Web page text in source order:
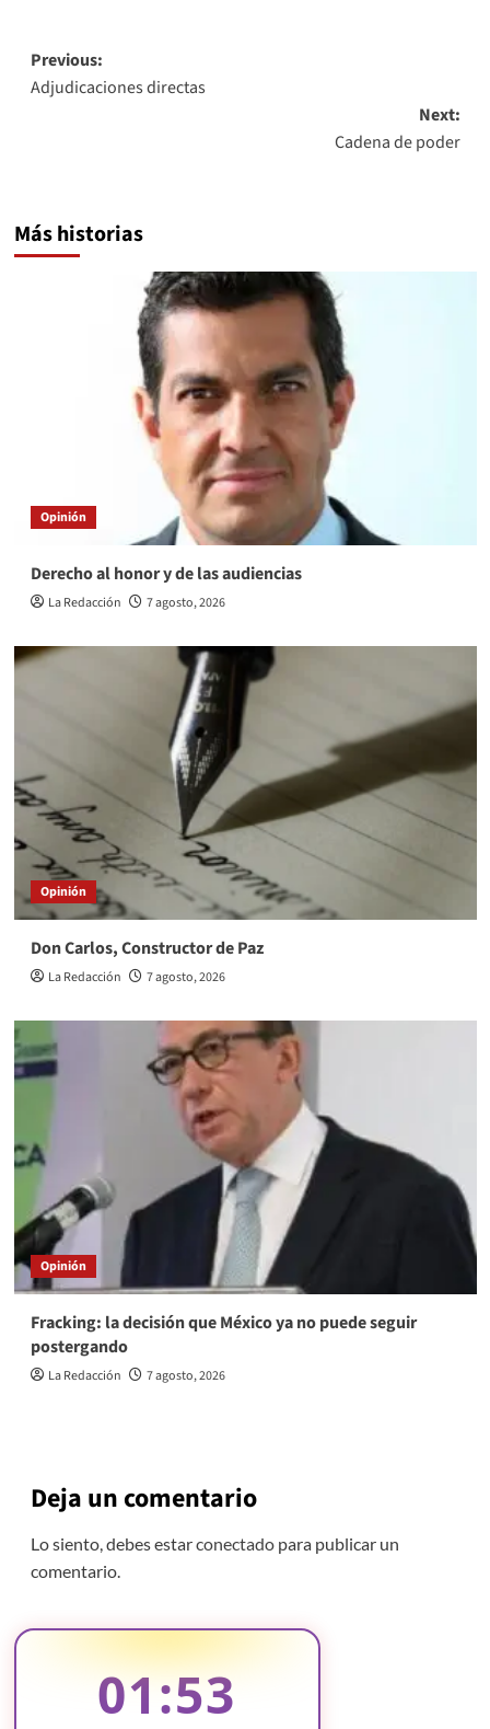
Post
navigation
Previous:
Adjudicaciones directas
Next:
Cadena de poder
Más historias
Opinión
Derecho al honor y de las audiencias
La Redacción 7 agosto, 2026
Opinión
Don Carlos, Constructor de Paz
La Redacción 7 agosto, 2026
Opinión
Fracking: la decisión que México ya no puede seguir
postergando
La Redacción 7 agosto, 2026
Deja un comentario
Lo siento, debes estarconectadopara publicar un
comentario.
01:53